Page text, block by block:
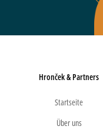
Hronček & Partners
Startseite
Über uns